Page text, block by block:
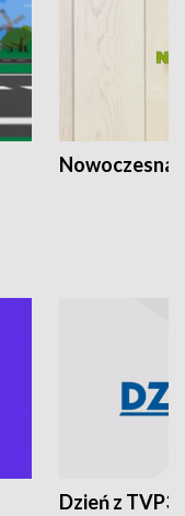
Nowoczesna
Dzień z TVP3